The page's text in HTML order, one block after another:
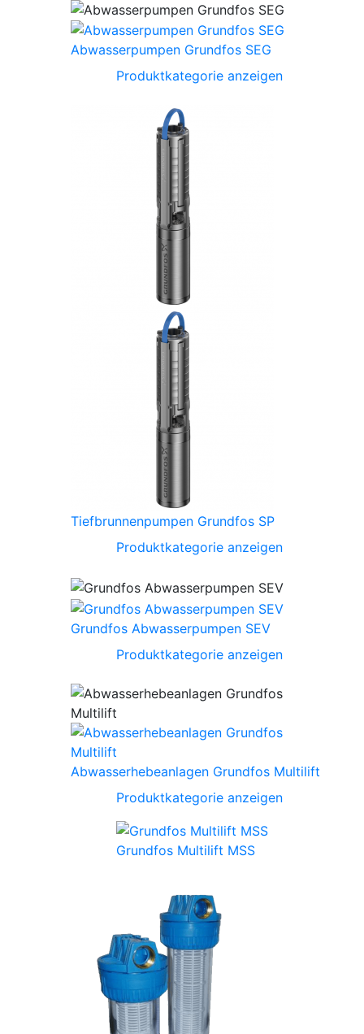
Abwasserpumpen Grundfos SEG
Produktkategorie anzeigen
Tiefbrunnenpumpen Grundfos SP
Produktkategorie anzeigen
Grundfos Abwasserpumpen SEV
Produktkategorie anzeigen
Abwasserhebeanlagen Grundfos Multilift
Produktkategorie anzeigen
Grundfos Multilift MSS